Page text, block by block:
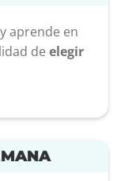
y aprende en
de elegir